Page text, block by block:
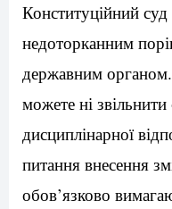
Конституційний суд
недоторканним
державним
можете ні
дисциплінарної
питання внесення
обов’язково